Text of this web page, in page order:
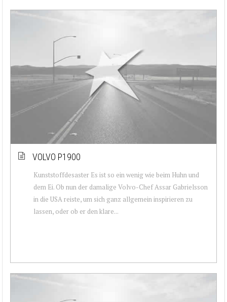
VOLVO P1900
Kunststoffdesaster Es ist so ein wenig wie beim Huhn und
dem Ei. Ob nun der damalige Volvo-Chef Assar Gabrielsson
in die USA reiste, um sich ganz allgemein inspirieren zu
lassen, oder ob er den klare...